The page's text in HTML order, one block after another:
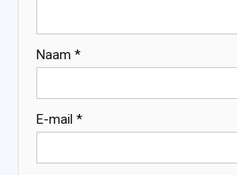
Naam *
E-mail *